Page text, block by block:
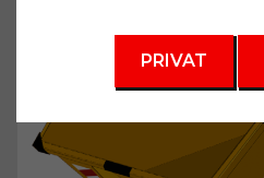
PRIVAT